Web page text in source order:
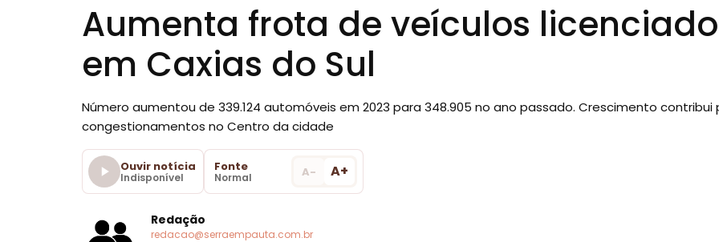
Aumenta frota de veículos
em Caxias do Sul
Número aumentou de 339.124 automóveis em 2023 para 348.905 no ano passado. Crescimento contribui
congestionamentos no Centro da cidade
Ouvir notícia
Indisponível
Fonte
Normal A- A+
Redação
redacao@serraempauta.com.br